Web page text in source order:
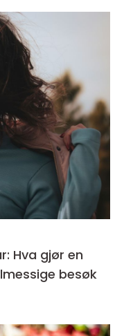
Hva gjør en
besøk